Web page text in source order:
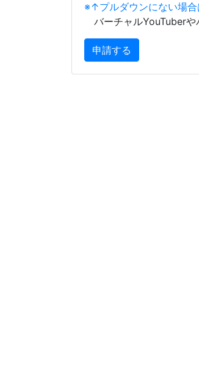
※↑プルダウンにない場合
バーチャルYouTuberや
申請する